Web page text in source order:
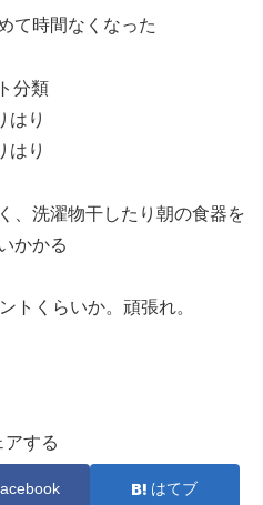
て時間なくなった
分類
はり
はり
、洗濯物干したり朝の食器を
かかる
トくらいか。頑張れ。
アする
はてブ